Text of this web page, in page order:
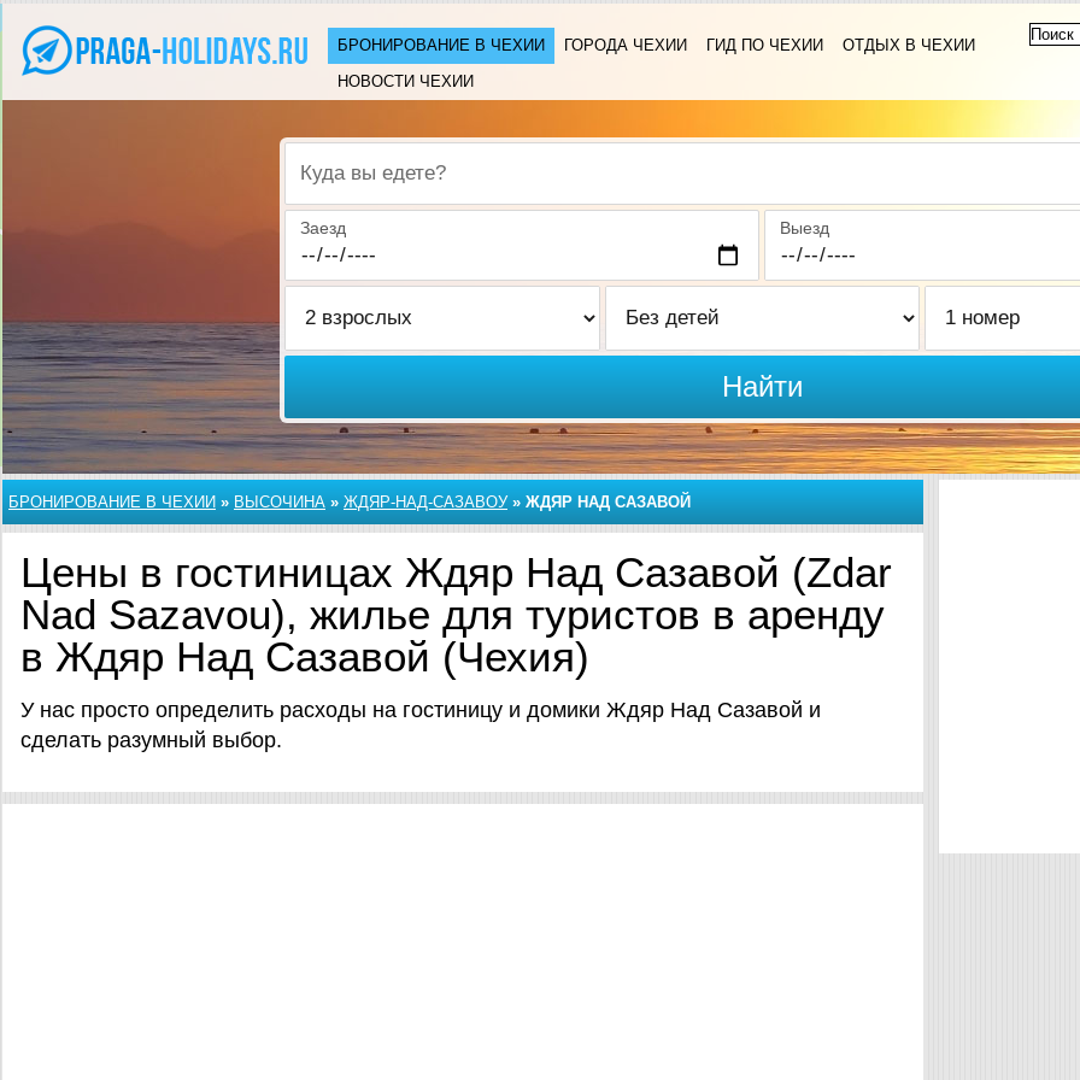
БРОНИРОВАНИЕ В ЧЕХИИ ГОРОДА ЧЕХИИ ГИД ПО ЧЕХИИ
ОТДЫХ В ЧЕХИИ
НОВОСТИ ЧЕХИИ
Куда вы едете?
Заезд Выезд
Найти
БРОНИРОВАНИЕ В ЧЕХИИ » ВЫСОЧИНА » ЖДЯР-НАД-САЗАВОУ» ЖДЯР НАД САЗАВОЙ
Цены в гостиницах Ждяр Над Сазавой (Zdar
Nad Sazavou), жилье для туристов в аренду
в Ждяр Над Сазавой (Чехия)
У нас просто определить расходы на гостиницу и домики Ждяр Над Сазавой и
сделать разумный выбор.